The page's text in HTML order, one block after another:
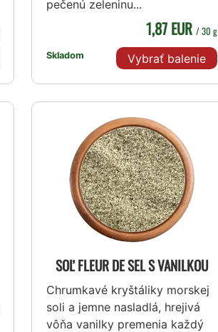
pečenú zeleninu...
Skladom
1,87 EUR / 30 g
Vybrať balenie
SOĽ FLEUR DE SEL S VANILKOU
Chrumkavé kryštáliky morskej
soli a jemne nasladlá, hrejivá
vôňa vanilky premenia každý